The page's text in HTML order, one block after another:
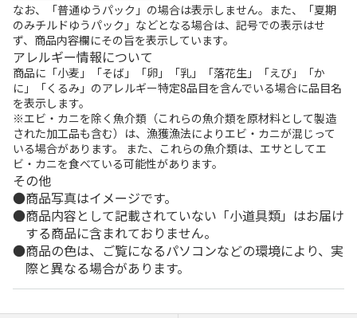
なお、「普通ゆうパック」の場合は表示しません。また、「夏期
のみチルドゆうパック」などとなる場合は、記号での表示はせ
ず、商品内容欄にその旨を表示しています。
アレルギー情報について
商品に「小麦」「そば」「卵」「乳」「落花生」「えび」「か
に」「くるみ」のアレルギー特定8品目を含んでいる場合に品目名
を表示します。
※エビ・カニを除く魚介類（これらの魚介類を原材料として製造
された加工品も含む）は、漁獲漁法によりエビ・カニが混じって
いる場合があります。 また、これらの魚介類は、エサとしてエ
ビ・カニを食べている可能性があります。
その他
商品写真はイメージです。
商品内容として記載されていない「小道具類」はお届け
する商品に含まれておりません。
商品の色は、ご覧になるパソコンなどの環境により、実
際と異なる場合があります。